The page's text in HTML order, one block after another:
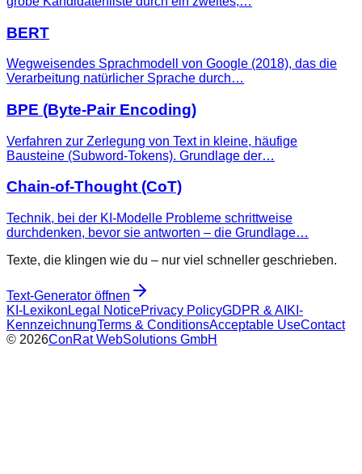
BERT
Wegweisendes Sprachmodell von Google (2018), das die
Verarbeitung natürlicher Sprache durch…
BPE (Byte-Pair Encoding)
Verfahren zur Zerlegung von Text in kleine, häufige
Bausteine (Subword-Tokens). Grundlage der…
Chain-of-Thought (CoT)
Technik, bei der KI-Modelle Probleme schrittweise
durchdenken, bevor sie antworten – die Grundlage…
Texte, die klingen wie du – nur viel schneller geschrieben.
Text-Generator öffnen
KI-Lexikon Legal NoticePrivacy PolicyGDPR & AI KI-
KennzeichnungTerms & ConditionsAcceptable UseContact
© 2026ConRat WebSolutions GmbH